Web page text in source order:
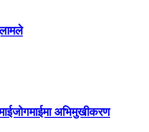
अभिमुखीकरण